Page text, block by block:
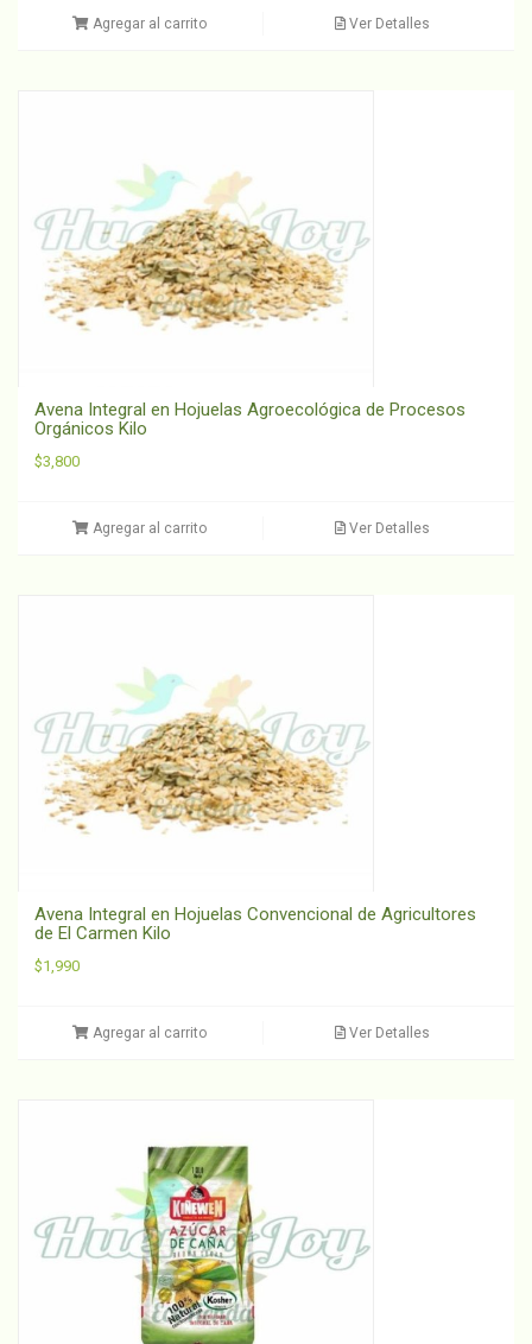
Agregar al carrito Ver Detalles
Avena Integral en Hojuelas Agroecológica de Procesos
Orgánicos Kilo
$3,800
Agregar al carrito Ver Detalles
Avena Integral en Hojuelas Convencional de Agricultores
de El Carmen Kilo
$1,990
Agregar al carrito Ver Detalles